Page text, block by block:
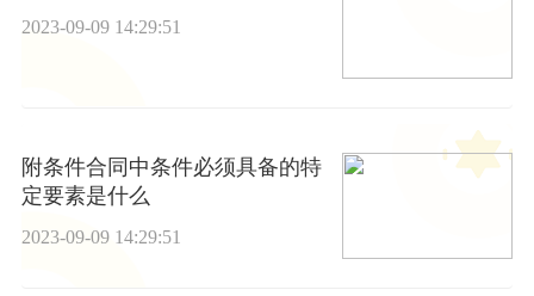
2023-09-09 14:29:51
附条件合同中条件必须具备的特
定要素是什么
2023-09-09 14:29:51